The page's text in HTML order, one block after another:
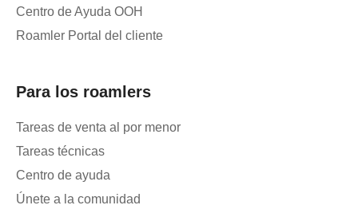
Centro de Ayuda OOH
Roamler Portal del cliente
Para los roamlers
Tareas de venta al por menor
Tareas técnicas
Centro de ayuda
Únete a la comunidad